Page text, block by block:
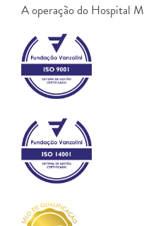
A operação do Hospital